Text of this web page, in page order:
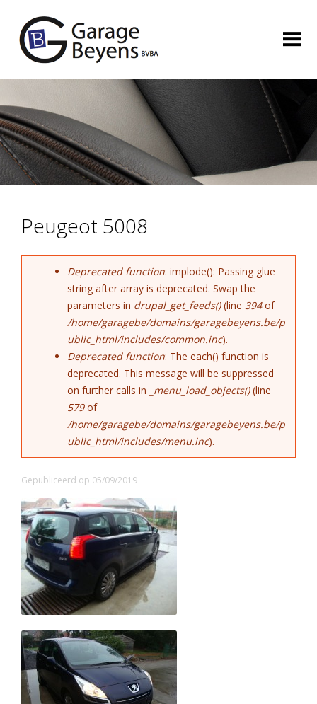
Peugeot 5008
Error message
Deprecated function: implode(): Passing glue
string after array is deprecated. Swap the
parameters in drupal_get_feeds()(line 394of
/home/garagebe/domains/garagebeyens.be/p
ublic_html/includes/common.inc).
Deprecated function: The each() function is
deprecated. This message will be suppressed
on further calls in
_menu_load_objects()(line
579of
/home/garagebe/domains/garagebeyens.be/p
ublic_html/includes/menu.inc).
Gepubliceerd op 05/09/2019